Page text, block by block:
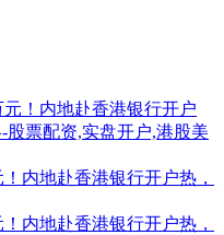
内地赴香港银行开户热，
内地赴香港银行开户热，